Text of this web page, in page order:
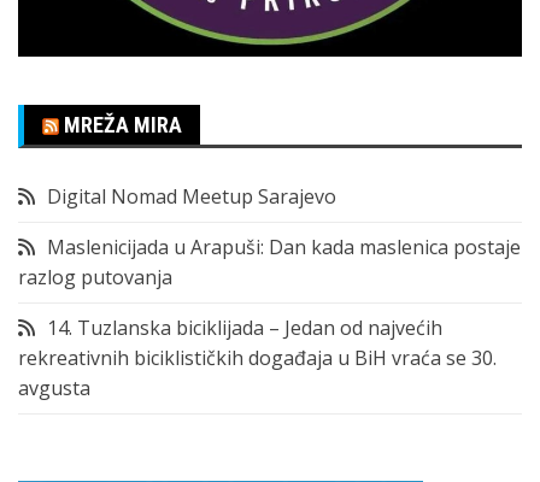
MREŽA MIRA
Digital Nomad Meetup Sarajevo
Maslenicijada u Arapuši: Dan kada maslenica postaje
razlog putovanja
14. Tuzlanska biciklijada – Jedan od najvećih
rekreativnih biciklističkih događaja u BiH vraća se 30.
avgusta